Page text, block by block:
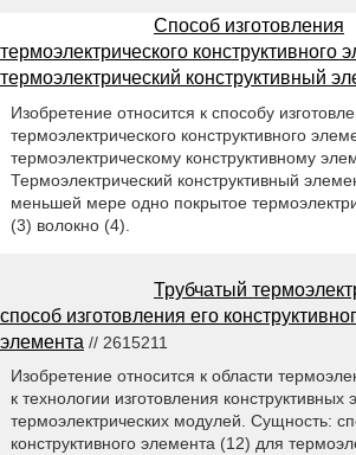
Способ изготовления
термоэлектрического конструктивного
термоэлектрический конструктивный
Изобретение относится к способу
термоэлектрического конструктивного
термоэлектрическому конструктивному
Термоэлектрический конструктивный
меньшей мере одно покрытое
(3) волокно (4).
Трубчатый
способ изготовления его
элемента // 2615211
Изобретение относится к области
к технологии изготовления конструктивных
термоэлектрических модулей. Сущность:
конструктивного элемента (12) для